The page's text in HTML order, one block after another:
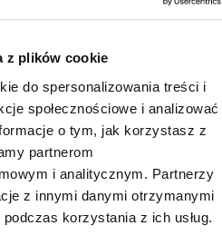
z plików cookie
do spersonalizowania treści i
społecznościowe i analizować
o tym, jak korzystasz z
partnerom
i analitycznym. Partnerzy
z innymi danymi otrzymanymi
korzystania z ich usług.